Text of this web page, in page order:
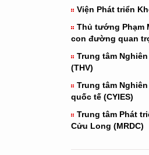
Viện Phát triển
Thủ tướng Phạm
con đường quan
Trung tâm
(THV)
Trung tâm
quốc tế (CYIES)
Trung tâm Phát
Cửu Long (MRDC)